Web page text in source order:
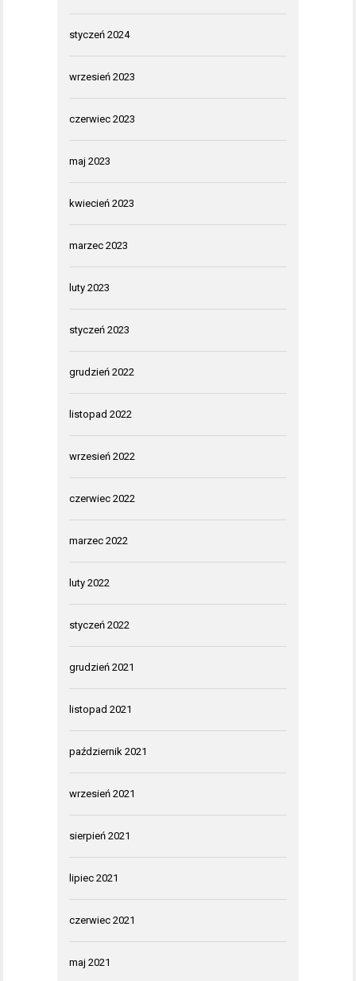
styczeń 2024
wrzesień 2023
czerwiec 2023
maj 2023
kwiecień 2023
marzec 2023
luty 2023
styczeń 2023
grudzień 2022
listopad 2022
wrzesień 2022
czerwiec 2022
marzec 2022
luty 2022
styczeń 2022
grudzień 2021
listopad 2021
październik 2021
wrzesień 2021
sierpień 2021
lipiec 2021
czerwiec 2021
maj 2021